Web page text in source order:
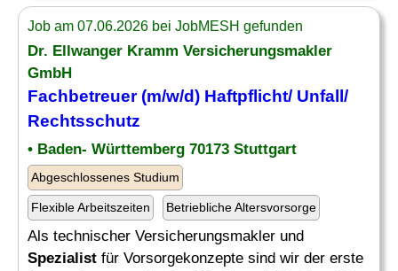
Job am 07.06.2026 bei JobMESH gefunden
Dr. Ellwanger Kramm Versicherungsmakler
GmbH
Fachbetreuer (m/w/d) Haftpflicht/ Unfall/
Rechtsschutz
• Baden- Württemberg 70173 Stuttgart
Abgeschlossenes Studium
Flexible Arbeitszeiten Betriebliche Altersvorsorge
Als technischer Versicherungsmakler und
Spezialist für Vorsorgekonzepte sind wir der erste